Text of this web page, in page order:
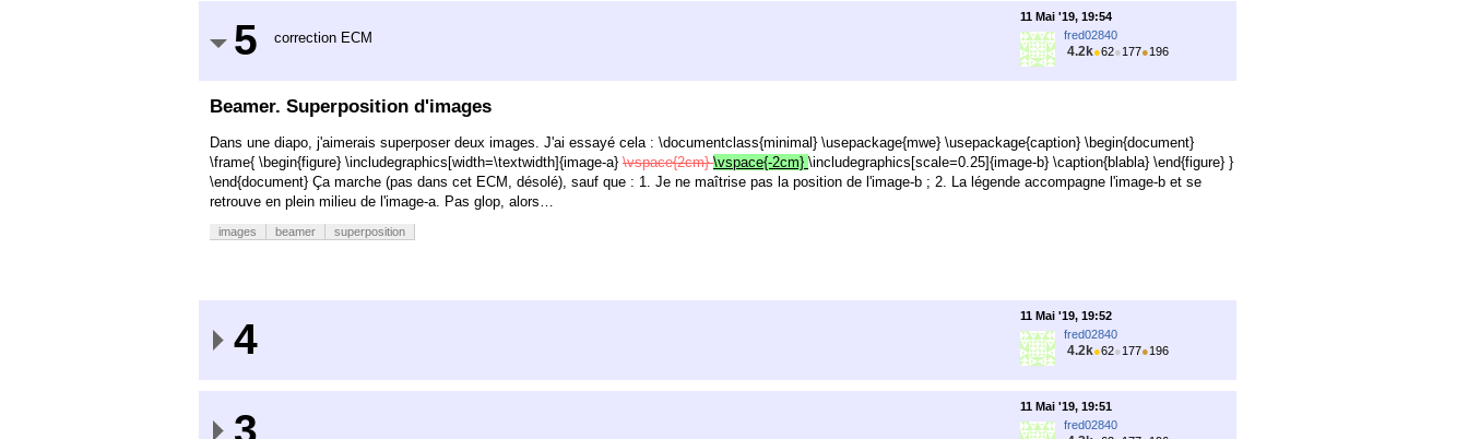
5 correction ECM
11 Mai '19, 19:54
fred02840
4.2k●62●177●196
Beamer. Superposition d'images
Dans une diapo, j'aimerais superposer deux images. J'ai essayé cela : \documentclass{minimal} \usepackage{mwe} \usepackage{caption} \begin{document}
\frame{ \begin{figure} \includegraphics[width=\textwidth]{image-a} \vspace{2cm}\vspace{-2cm} \includegraphics[scale=0.25]{image-b} \caption{blabla} \end{figure} }
\end{document} Ça marche (pas dans cet ECM, désolé), sauf que : 1. Je ne maîtrise pas la position de l'image-b ; 2. La légende accompagne l'image-b et se
retrouve en plein milieu de l'image-a. Pas glop, alors…
images beamer superposition
4
11 Mai '19, 19:52
fred02840
4.2k●62●177●196
11 Mai '19, 19:51
fred02840